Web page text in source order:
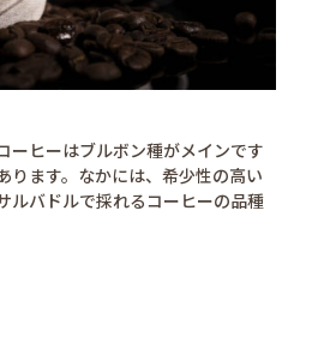
ーヒーはブルボン種がメインです
ります。なかには、希少性の高い
ルバドルで採れるコーヒーの品種